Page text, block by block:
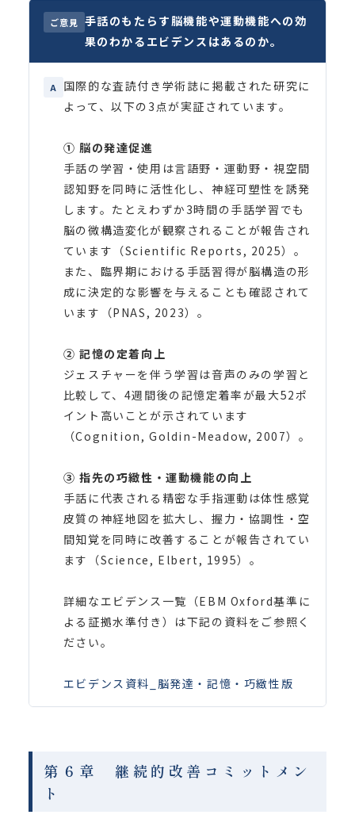
ご意見 手話のもたらす脳機能や運動機能への効
果のわかるエビデンスはあるのか。
A
国際的な査読付き学術誌に掲載された研究に
よって、以下の3点が実証されています。
① 脳の発達促進
手話の学習・使用は言語野・運動野・視空間
認知野を同時に活性化し、神経可塑性を誘発
します。たとえわずか3時間の手話学習でも
脳の微構造変化が観察されることが報告され
ています（Scientific Reports, 2025）。
また、臨界期における手話習得が脳構造の形
成に決定的な影響を与えることも確認されて
います（PNAS, 2023）。
② 記憶の定着向上
ジェスチャーを伴う学習は音声のみの学習と
比較して、4週間後の記憶定着率が最大52ポ
イント高いことが示されています
（Cognition, Goldin-Meadow, 2007）。
③ 指先の巧緻性・運動機能の向上
手話に代表される精密な手指運動は体性感覚
皮質の神経地図を拡大し、握力・協調性・空
間知覚を同時に改善することが報告されてい
ます（Science, Elbert, 1995）。
詳細なエビデンス一覧（EBM Oxford基準に
よる証拠水準付き）は下記の資料をご参照く
ださい。
エビデンス資料_脳発達・記憶・巧緻性版
第６章 継続的改善コミットメン
ト